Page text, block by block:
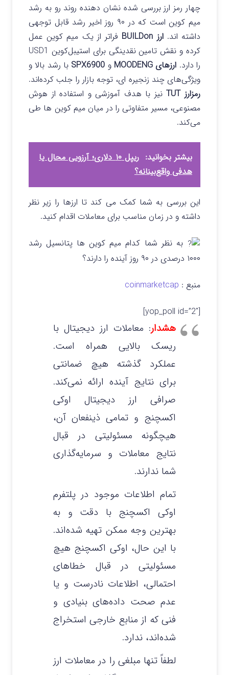
چهار رمز ارز بررسی‌ شده نشان‌ دهنده روند رو به رشد
میم‌ کوین‌ است که در ۹۰ روز اخیر رشد قابل توجهی
داشته اند.ارز BUILDon
فراتر از یک میم‌ کوین عمل
کرده و نقش تامین نقدینگی برای استیبل‌کوین USD1
را دارد. ارزهای MOODENG و SPX6900 با رشد بالا و
ویژگی‌های چند زنجیره‌ ای، توجه بازار را جلب کرده‌اند.
رمزارز TUT
نیز با هدف آموزشی و استفاده از هوش
مصنوعی، مسیر متفاوتی را در میان میم‌ کوین‌ ها طی
می‌کند.
بیشتر بخوانید:
ریپل ۱۰ دلاری؛ آرزویی محال یا
هدفی واقع‌بینانه؟
این بررسی به شما کمک می کند تا ارزها را زیر نظر
داشته و در زمان مناسب برای معاملات اقدام کنید.
به نظر شما کدام میم کوین ها پتانسیل رشد
۱۰۰۰ درصدی در ۹۰ روز آینده را دارند؟
منبع : coinmarketcap
[yop_poll id=”2″]
هشدار: معاملات ارز دیجیتال با
ریسک بالایی همراه است.
عملکرد گذشته هیچ ضمانتی
برای نتایج آینده ارائه نمی‌کند.
صرافی ارز دیجیتال اوکی
اکسچنج و تمامی ذینفعان آن،
هیچگونه مسئولیتی در قبال
نتایج معاملات و سرمایه‌گذاری
شما ندارند.
تمام اطلاعات موجود در پلتفرم
اوکی اکسچنج با دقت و به
بهترین وجه ممکن تهیه شده‌اند.
با این حال، اوکی اکسچنج هیچ
مسئولیتی در قبال خطاهای
احتمالی، اطلاعات نادرست و یا
عدم صحت داده‌های بنیادی و
فنی که از منابع خارجی استخراج
شده‌اند، ندارد.
لطفاً تنها مبلغی را در معاملات ارز